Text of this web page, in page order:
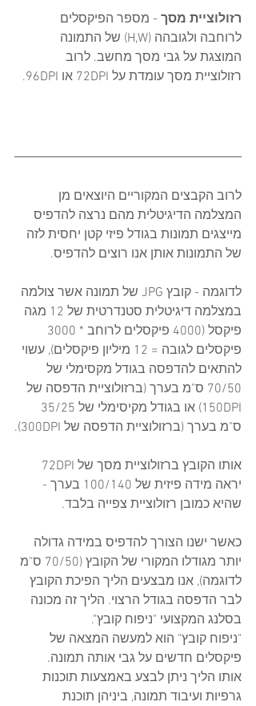
רזולוציית מסך - מספר הפיקסלים
לרוחבה ולגובהה (H,W) של התמונה
המוצגת על גבי מסך מחשב. לרוב
רזולוציית מסך עומדת על 72DPI או 96DPI.
לרוב הקבצים המקוריים היוצאים מן
המצלמה הדיגיטלית מהם נרצה להדפיס
מייצגים תמונות בגודל פיזי קטן יחסית לזה
של התמונות אותן אנו רוצים להדפיס.
לדוגמה - קובץ JPG של תמונה אשר צולמה
במצלמה דיגיטלית סטנדרטית של 12 מגה
פיקסלים לגובה = 12 מיליון פיקסלים), עשוי
להתאים להדפסה בגודל מקסימלי של
70/50 ס"מ בערך (ברזולוציית הדפסה של
ס"מ בערך (ברזולוציית הדפסה של 300DPI).
יראה מידה פיזית של 100/140 בערך -
שהיא כמובן רזולוציית צפייה בלבד.
כאשר ישנו הצורך להדפיס במידה גדולה
יותר מגודלו המקורי של הקובץ (70/50 ס"מ
לדוגמה), אנו מבצעים הליך הפיכת הקובץ
לבר הדפסה בגודל הרצוי. הליך זה מכונה
בסלנג המקצועי "ניפוח קובץ".
"ניפוח קובץ" הוא למעשה המצאה של
פיקסלים חדשים על גבי אותה תמונה.
אותו הליך ניתן לבצע באמצעות תוכנות
גרפיות ועיבוד תמונה, ביניהן תוכנת